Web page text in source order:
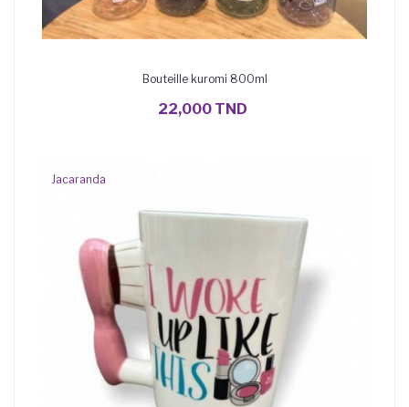
Bouteille kuromi 800ml
22,000 TND
Jacaranda